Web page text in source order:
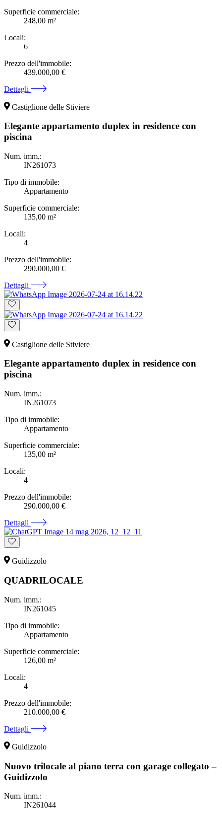
Superficie commerciale:
248,00 m²
Locali:
6
Prezzo dell'immobile:
439.000,00 €
Dettagli
Castiglione delle Stiviere
Elegante appartamento duplex in residence con
piscina
Num. imm.:
IN261073
Tipo di immobile:
Appartamento
Superficie commerciale:
135,00 m²
Locali:
4
Prezzo dell'immobile:
290.000,00 €
Dettagli
Castiglione delle Stiviere
Elegante appartamento duplex in residence con
piscina
Num. imm.:
IN261073
Tipo di immobile:
Appartamento
Superficie commerciale:
135,00 m²
Locali:
4
Prezzo dell'immobile:
290.000,00 €
Dettagli
Guidizzolo
QUADRILOCALE
Num. imm.:
IN261045
Tipo di immobile:
Appartamento
Superficie commerciale:
126,00 m²
Locali:
4
Prezzo dell'immobile:
210.000,00 €
Dettagli
Guidizzolo
Nuovo trilocale al piano terra con garage collegato –
Guidizzolo
Num. imm.:
IN261044